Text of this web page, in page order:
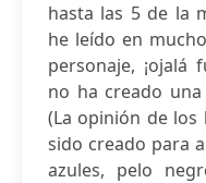
hasta las 5 de la
he leído en
personaje, ¡ojalá
no ha creado
(La opinión de los
sido creado para
azules, pelo